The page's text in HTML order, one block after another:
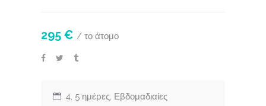
295 € / το άτομο
4, 5 ημέρες, Εβδομαδιαίες